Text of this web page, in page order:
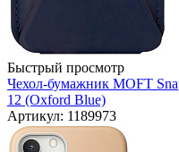
Быстрый просмотр
Чехол-бумажник MOFT
12 (Oxford Blue)
Артикул: 1189973